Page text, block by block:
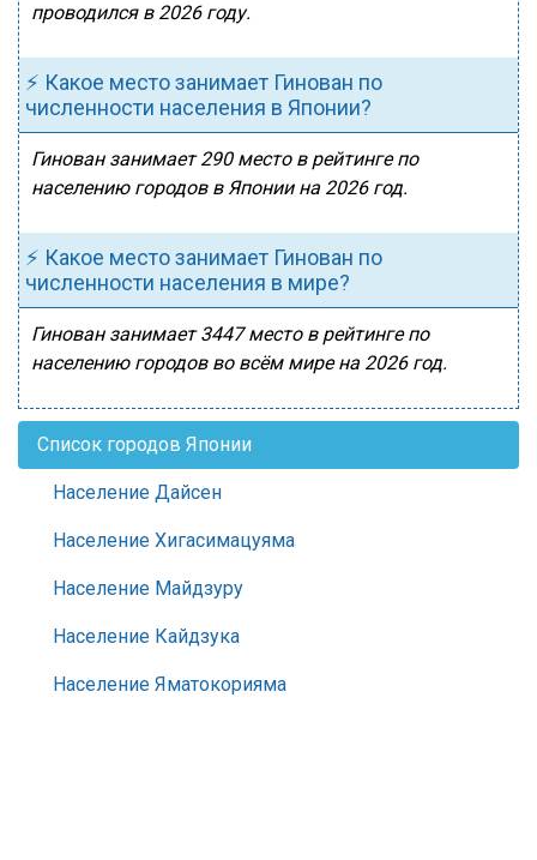
проводился в 2026 году.
⚡ Какое место занимает Гинован по
численности населения в Японии?
Гинован занимает 290 место в рейтинге по
населению городов в Японии на 2026 год.
⚡ Какое место занимает Гинован по
численности населения в мире?
Гинован занимает 3447 место в рейтинге по
населению городов во всём мире на 2026 год.
Список городов Японии
Население Дайсен
Население Хигасимацуяма
Население Майдзуру
Население Кайдзука
Население Яматокорияма